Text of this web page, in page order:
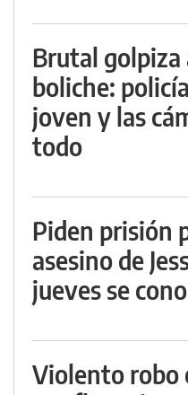
Brutal golpiza
boliche:
joven y las
todo
Piden prisión
asesino de
jueves se
Violento robo